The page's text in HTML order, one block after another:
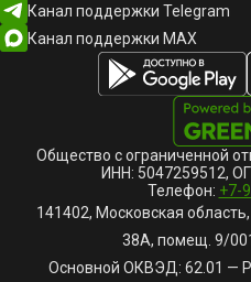
Канал поддержки Telegram
Канал поддержки MAX
Общество с ограниченной
ИНН: 5047259512,
Телефон: +7-
141402, Московская
38А, помещ. 9/
Основной ОКВЭД: 62.01 —